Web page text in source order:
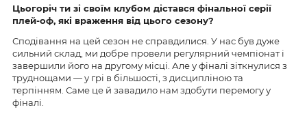
Цьогоріч ти зі своїм клубом дістався фінальної серії
плей-оф, які враження від цього сезону?
Сподівання на цей сезон не справдилися. У нас був дуже
сильний склад, ми добре провели регулярний чемпіонат і
завершили його на другому місці. Але у фіналі зіткнулися з
труднощами — у грі в більшості, з дисципліною та
терпінням. Саме це й завадило нам здобути перемогу у
фіналі.